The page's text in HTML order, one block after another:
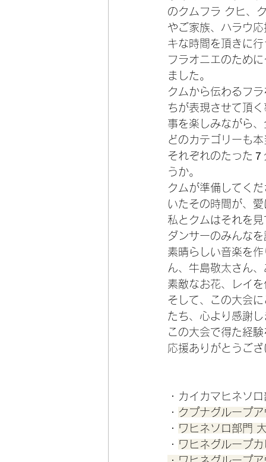
のクムフラ クヒ、
やご家族、ハラウ
キな時間を頂きに
フラオニエのため
ました。
クムから伝わるフ
ちが表現させて頂
事を楽しみながら
どのカテゴリーも
それぞれのたった
うか。
クムが準備してく
いたその時間が、
私とクムはそれを
ダンサーのみんな
素晴らしい音楽を
ん、牛島敬太さん
素敵なお花、レイ
そして、この大会
たち、心より感謝
この大会で得た経
応援ありがとうご
・カイカマヒネソ
・ クプナグループ
・ ワヒネソロ部門
・ ワヒネグループ